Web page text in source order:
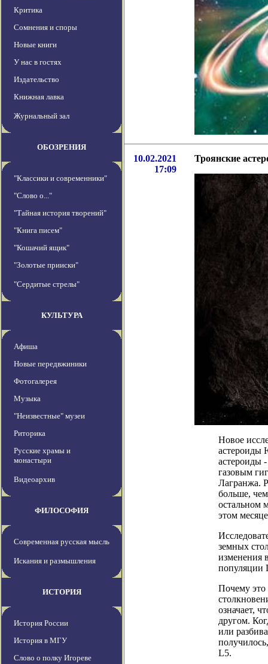
Критика
Сомнения и споры
Новые книги
У нас в гостях
Издательство
Книжная лавка
Журнальный зал
ОБОЗРЕНИЯ
"Классики и современники"
"Слово о..."
"Тайная история творений"
"Книга писем"
"Кошачий ящик"
"Золотые прииски"
"Сердитые стрелы"
КУЛЬТУРА
Афиша
Новые передвжиники
Фотогалерея
Музыка
"Неизвестные" музеи
Риторика
Русские храмы и
монастыри
Видеоархив
ФИЛОСОФИЯ
Современная русская мысль
Искания и размышления
ИСТОРИЯ
История России
История в МГУ
Слово о полку Игореве
10.02.2021
17:09
Троянские
Новое
астероиды
астероиды
газовым
Лагранжа.
больше,
остальном
этом
земных
изменения
популяции
Почему это
означает,
другом.
или
L5.